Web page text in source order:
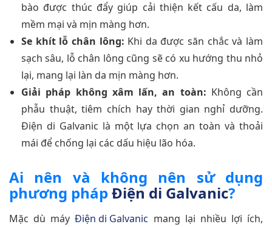
bào được thúc đẩy giúp cải thiện kết cấu da, làm
mềm mại và mịn màng hơn.
Se khít lỗ chân lông: Khi da được săn chắc và làm
sạch sâu, lỗ chân lông cũng sẽ có xu hướng thu nhỏ
lại, mang lại làn da mịn màng hơn.
Giải pháp không xâm lấn, an toàn: Không cần
phẫu thuật, tiêm chích hay thời gian nghỉ dưỡng.
Điện di Galvanic là một lựa chọn an toàn và thoải
mái để chống lại các dấu hiệu lão hóa.
Ai nên và không nên sử dụng
phương phápĐiện di Galvanic?
Mặc dù máyĐiện di Galvanic mang lại nhiều lợi ích,